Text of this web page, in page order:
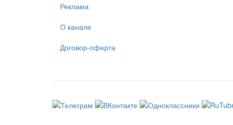
Реклама
О канале
Договор-оферта